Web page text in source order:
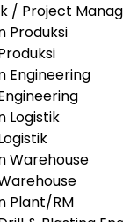
/ Project
Produksi
Engineering
Logistik
Warehouse
Plant/RM